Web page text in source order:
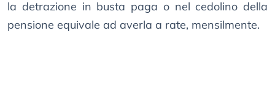
la detrazione in busta paga o nel cedolino della
pensione equivale ad averla a rate, mensilmente.